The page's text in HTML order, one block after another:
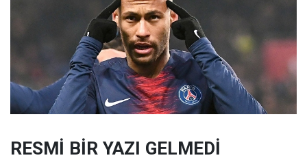
RESMİ BİR YAZI GELMEDİ